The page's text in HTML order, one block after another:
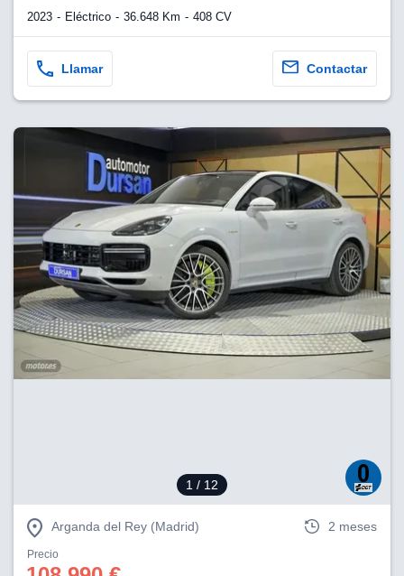
2023 Eléctrico 36.648 Km 408 CV
Llamar Contactar
1 / 12
Arganda del Rey (Madrid) 2 meses
Precio